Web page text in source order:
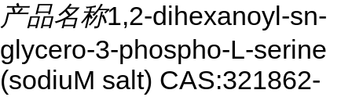
产品名称1,2-dihexanoyl-sn-
glycero-3-phospho-L-serine
(sodiuM salt) CAS:321862-